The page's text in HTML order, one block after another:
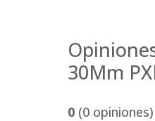
30Mm
0 (0 opiniones)